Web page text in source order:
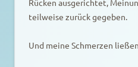
Rücken ausgerichtet,
teilweise zurück gegeben.
Und meine Schmerzen